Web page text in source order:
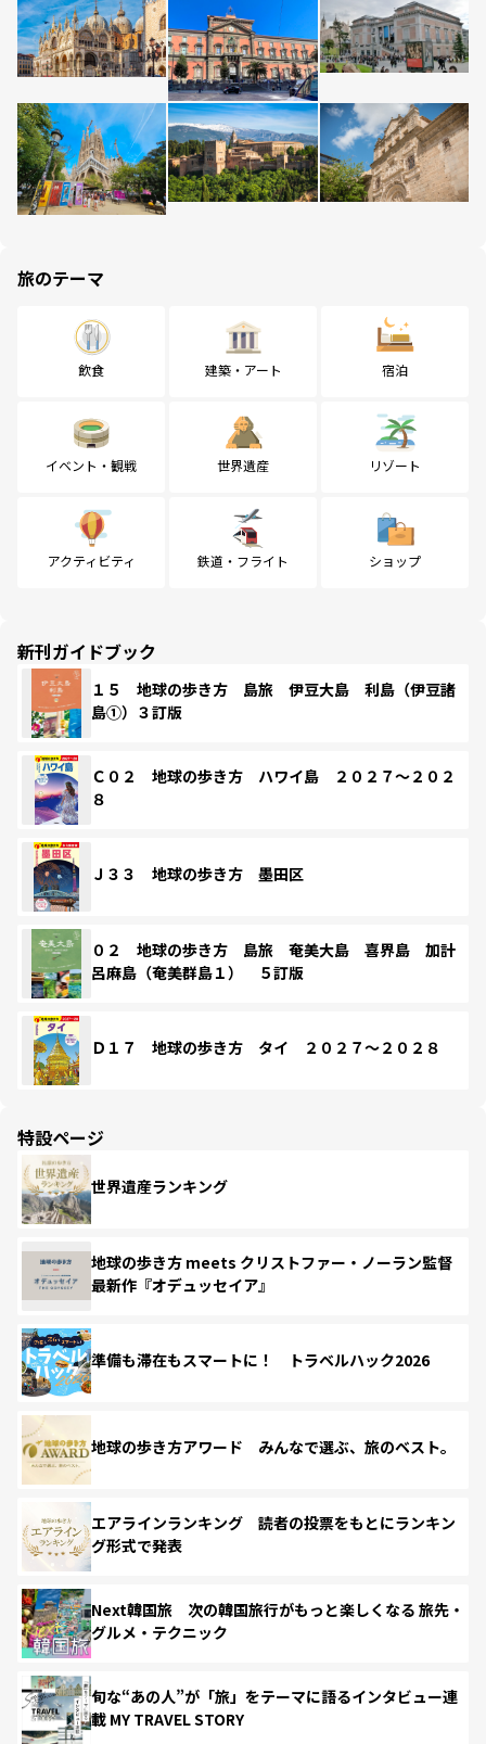
旅のテーマ
飲食 建築・アート 宿泊
イベント・観戦 世界遺産 リゾート
アクティビティ 鉄道・フライト ショップ
新刊ガイドブック
１５ 地球の歩き方 島旅 伊豆大島 利島（伊豆諸
島①）３訂版
Ｃ０２ 地球の歩き方 ハワイ島 ２０２７～２０２
８
Ｊ３３ 地球の歩き方 墨田区
０２ 地球の歩き方 島旅 奄美大島 喜界島 加計
呂麻島（奄美群島１） ５訂版
Ｄ１７ 地球の歩き方 タイ ２０２７～２０２８
特設ページ
世界遺産ランキング
地球の歩き方 meets クリストファー・ノーラン監督
最新作『オデュッセイア』
準備も滞在もスマートに！ トラベルハック2026
地球の歩き方アワード みんなで選ぶ、旅のベスト。
エアラインランキング 読者の投票をもとにランキン
グ形式で発表
Next韓国旅 次の韓国旅行がもっと楽しくなる 旅先・
グルメ・テクニック
旬な“あの人”が「旅」をテーマに語るインタビュー連
載 MY TRAVEL STORY